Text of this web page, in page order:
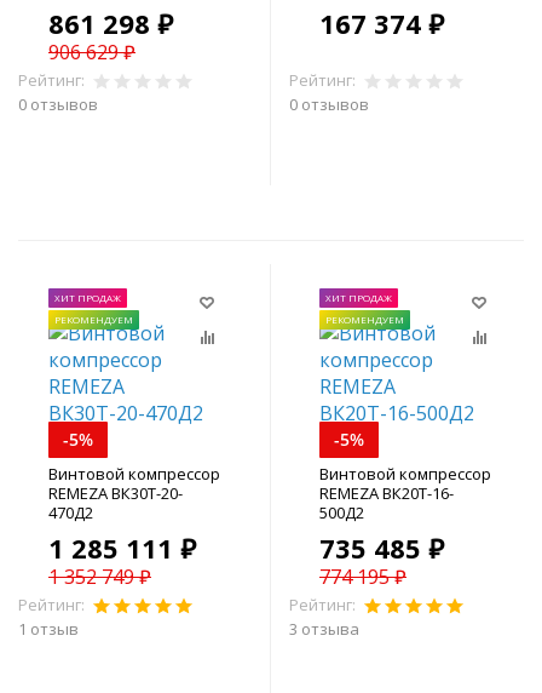
861 298 ₽
906 629 ₽
Рейтинг:
0 отзывов
167 374 ₽
Рейтинг:
0 отзывов
ХИТ ПРОДАЖ
РЕКОМЕНДУЕМ
-5%
Винтовой компрессор
REMEZA ВК30Т-20-
470Д2
1 285 111 ₽
1 352 749 ₽
Рейтинг:
1 отзыв
ХИТ ПРОДАЖ
РЕКОМЕНДУЕМ
-5%
Винтовой компрессор
REMEZA ВК20Т-16-
500Д2
735 485 ₽
774 195 ₽
Рейтинг:
3 отзыва